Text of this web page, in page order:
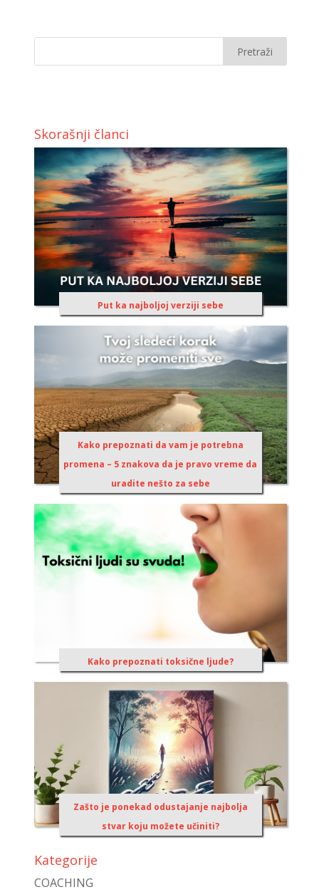
Skorašnji članci
Put ka najboljoj verziji sebe
Kako prepoznati da vam je potrebna
promena – 5 znakova da je pravo vreme da
uradite nešto za sebe
Kako prepoznati toksične ljude?
Zašto je ponekad odustajanje najbolja
stvar koju možete učiniti?
Kategorije
COACHING